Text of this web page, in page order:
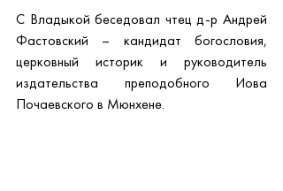
С Владыкой беседовал чтец д-р Андрей
Фастовский – кандидат богословия,
церковный историк и руководитель
издательства преподобного Иова
Почаевского в Мюнхене.